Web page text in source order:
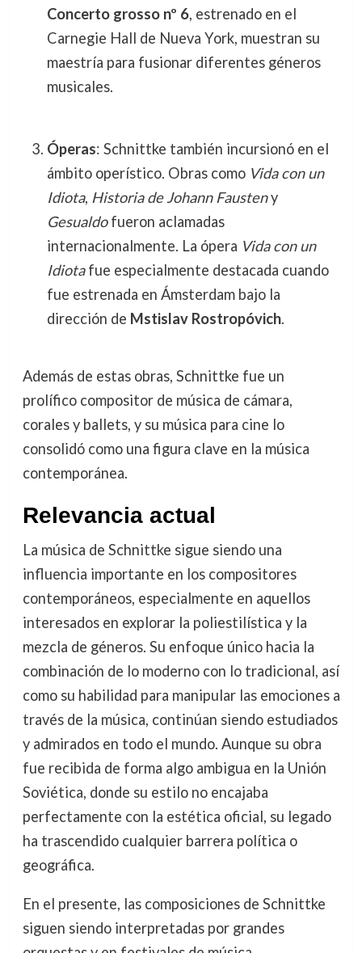
Concerto grosso nº 6, estrenado en el
Carnegie Hall de Nueva York, muestran su
maestría para fusionar diferentes géneros
musicales.
Óperas: Schnittke también incursionó en el
ámbito operístico. Obras como Vida con un
Idiota, Historia de Johann Fausteny
Gesualdofueron aclamadas
internacionalmente. La ópera Vida con un
Idiotafue especialmente destacada cuando
fue estrenada en Ámsterdam bajo la
dirección de Mstislav Rostropóvich.
Además de estas obras, Schnittke fue un
prolífico compositor de música de cámara,
corales y ballets, y su música para cine lo
consolidó como una figura clave en la música
contemporánea.
Relevancia actual
La música de Schnittke sigue siendo una
influencia importante en los compositores
contemporáneos, especialmente en aquellos
interesados en explorar la poliestilística y la
mezcla de géneros. Su enfoque único hacia la
combinación de lo moderno con lo tradicional, así
como su habilidad para manipular las emociones a
través de la música, continúan siendo estudiados
y admirados en todo el mundo. Aunque su obra
fue recibida de forma algo ambigua en la Unión
Soviética, donde su estilo no encajaba
perfectamente con la estética oficial, su legado
ha trascendido cualquier barrera política o
geográfica.
En el presente, las composiciones de Schnittke
siguen siendo interpretadas por grandes